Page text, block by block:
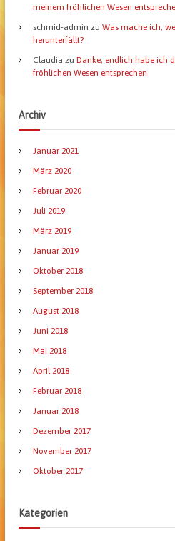
meinem fröhlichen Wesen
schmid-admin zuWas mache ich,
herunterfällt?
Claudia zuDanke, endlich habe ich
fröhlichen Wesen entsprechen
Archiv
Januar 2021
März 2020
Februar 2020
Juli 2019
März 2019
Januar 2019
Oktober 2018
September 2018
August 2018
Juni 2018
Mai 2018
April 2018
Februar 2018
Januar 2018
Dezember 2017
November 2017
Oktober 2017
Kategorien